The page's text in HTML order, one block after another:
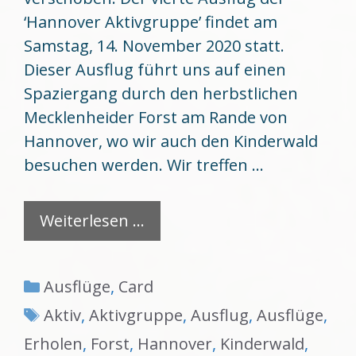
‘Hannover Aktivgruppe’ findet am
Samstag, 14. November 2020 statt.
Dieser Ausflug führt uns auf einen
Spaziergang durch den herbstlichen
Mecklenheider Forst am Rande von
Hannover, wo wir auch den Kinderwald
besuchen werden. Wir treffen …
Weiterlesen …
Kategorien
Ausflüge, Card
Schlagwörter
Aktiv, Aktivgruppe, Ausflug, Ausflüge,
Erholen, Forst, Hannover, Kinderwald,